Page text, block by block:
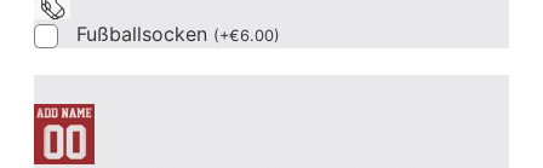
Fußballsocken (+€6.00)